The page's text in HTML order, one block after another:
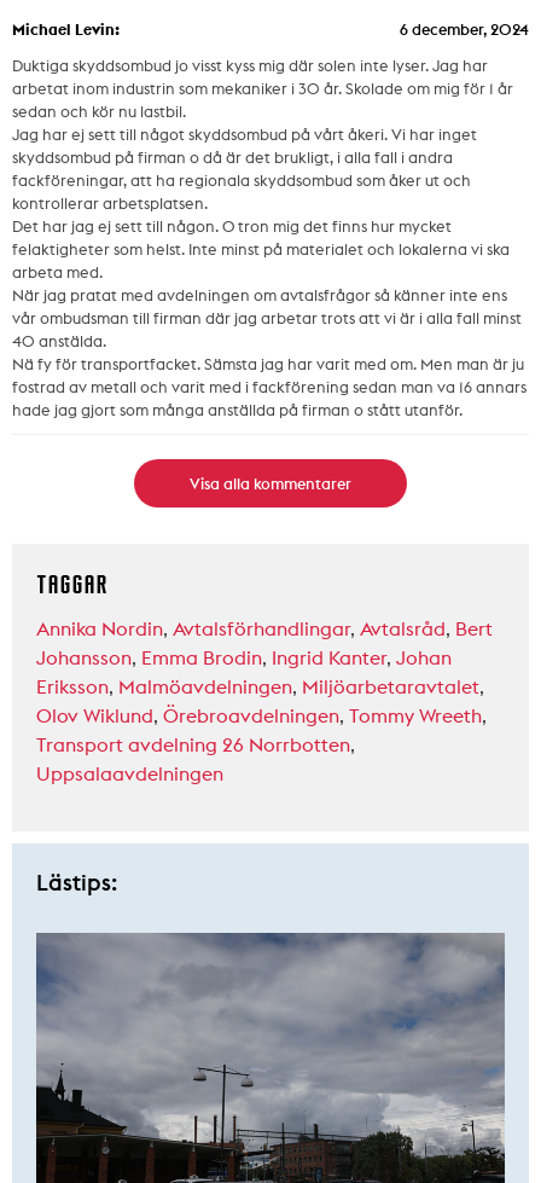
Michael Levin:
6 december, 2024
Duktiga skyddsombud jo visst kyss mig där solen inte lyser. Jag har
arbetat inom industrin som mekaniker i 30 år. Skolade om mig för 1 år
sedan och kör nu lastbil.
Jag har ej sett till något skyddsombud på vårt åkeri. Vi har inget
skyddsombud på firman o då är det brukligt, i alla fall i andra
fackföreningar, att ha regionala skyddsombud som åker ut och
kontrollerar arbetsplatsen.
Det har jag ej sett till någon. O tron mig det finns hur mycket
felaktigheter som helst. Inte minst på materialet och lokalerna vi ska
arbeta med.
När jag pratat med avdelningen om avtalsfrågor så känner inte ens
vår ombudsman till firman där jag arbetar trots att vi är i alla fall minst
40 anstälda.
Nä fy för transportfacket. Sämsta jag har varit med om. Men man är ju
fostrad av metall och varit med i fackförening sedan man va 16 annars
hade jag gjort som många anställda på firman o stått utanför.
Visa alla kommentarer
TAGGAR
Annika Nordin, Avtalsförhandlingar, Avtalsråd, Bert
Johansson, Emma Brodin, Ingrid Kanter, Johan
Eriksson, Malmöavdelningen, Miljöarbetaravtalet,
Olov Wiklund, Örebroavdelningen, Tommy Wreeth,
Transport avdelning 26 Norrbotten,
Uppsalaavdelningen
Lästips: